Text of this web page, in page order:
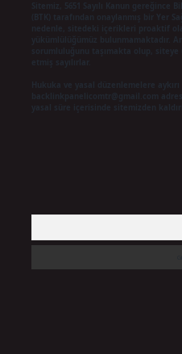
Sitemiz, 5651 Sayılı Kanun
(BTK) tarafından onaylanmış bir Yer
nedenle, sitedeki içerikleri proaktif
yükümlülüğümüz bulunmamaktadır.
Hukuka ve yasal düzenlemelere